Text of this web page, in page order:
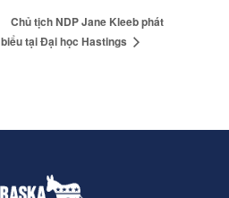
Chủ tịch NDP Jane Kleeb phát
biểu tại Đại học Hastings